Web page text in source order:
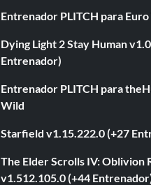
Entrenador PLITCH para
Dying Light 2 Stay Human
Entrenador)
Entrenador PLITCH para
Wild
Starfield v1.15.222.0 (+27
The Elder Scrolls IV: Oblivion
v1.512.105.0 (+44